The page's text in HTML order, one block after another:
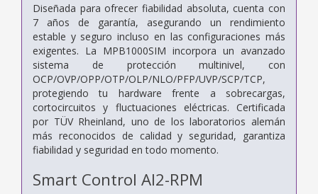
Diseñada para ofrecer fiabilidad absoluta, cuenta con
7 años de garantía, asegurando un rendimiento
estable y seguro incluso en las configuraciones más
exigentes. La MPB1000SIM incorpora un avanzado
sistema de protección multinivel, con
OCP/OVP/OPP/OTP/OLP/NLO/PFP/UVP/SCP/TCP,
protegiendo tu hardware frente a sobrecargas,
cortocircuitos y fluctuaciones eléctricas. Certificada
por TÜV Rheinland, uno de los laboratorios alemán
más reconocidos de calidad y seguridad, garantiza
fiabilidad y seguridad en todo momento.
Smart Control AI2-RPM